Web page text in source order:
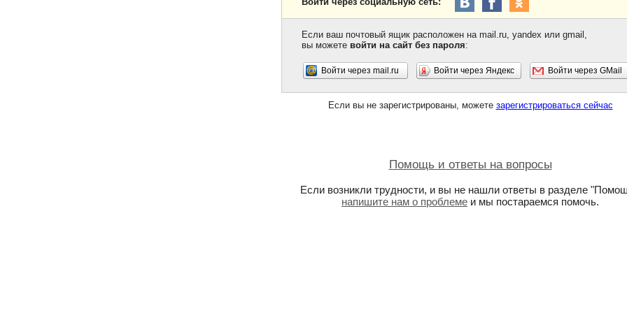
Если ваш почтовый ящик расположен на mail.ru, yandex или gmail,
вы можете войти на сайт без пароля:
Войти через mail.ru Войти через Яндекс Войти через GMail
Если вы не зарегистрированы, можете зарегистрироваться сейчас
Помощь и ответы на вопросы
Если возникли трудности, и вы не нашли ответы в разделе
напишите нам о проблеме и мы постараемся помочь.